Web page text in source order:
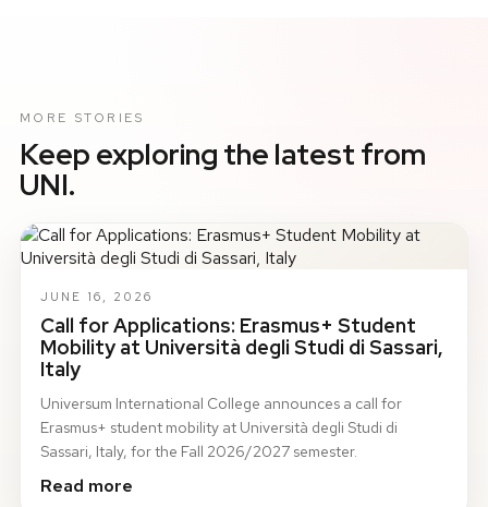
MORE STORIES
Keep exploring the latest from
UNI.
JUNE 16, 2026
Call for Applications: Erasmus+ Student
Mobility at Università degli Studi di Sassari,
Italy
Universum International College announces a call for
Erasmus+ student mobility at Università degli Studi di
Sassari, Italy, for the Fall 2026/2027 semester.
Read more